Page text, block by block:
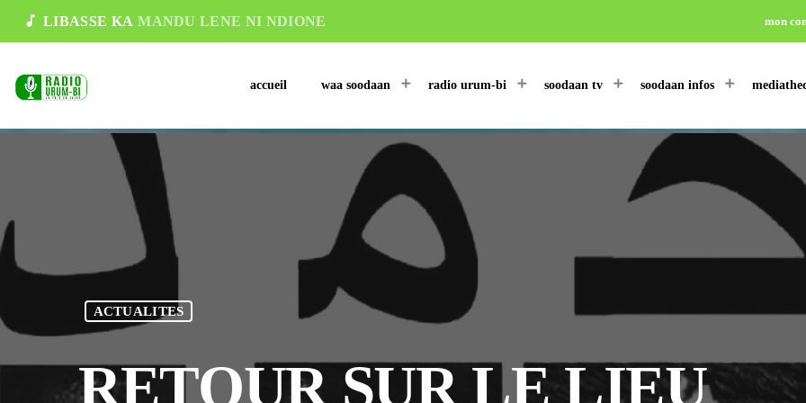
music_note LIBASSE KA MANDU LENE NI NDIONE mon
accueil waa soodaan radio urum-bi soodaan tv soodaan infos
ACTUALITES
RETOUR SUR LE LIEU